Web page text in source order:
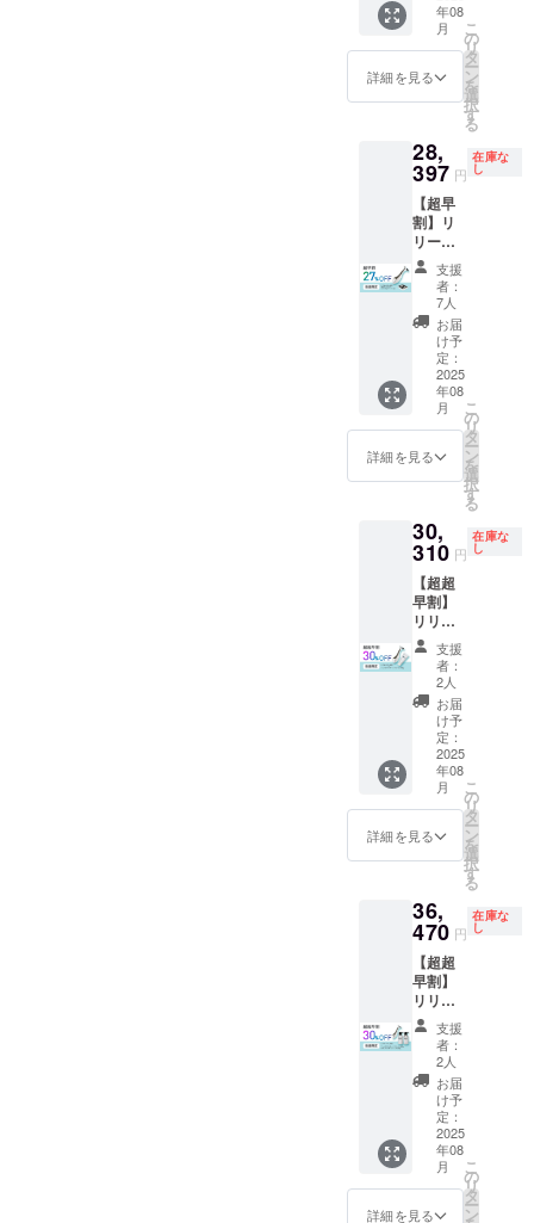
スマッ
サージ
ム
100g
以下の
商品を
専用の
箱に入
イ
パー ×
1本（専
用ケー
ス付
き） ・
フェイ
スマッ
サージ
クリー
15g ×
1本 ・
ボディ
マッ
ジェル
30g ×
明書 ×
1冊 プ
ラス ・
フェイ
スマッ
サージ
クリー
300g
× 1本 ・
ボディ
マッ
サージ
ジェル
300g
300g
6,600円
(税込）
・ボ
ジェル
300g
6,600円
(税込）
合計
52,100
円（税
込）
→39,07
5円（税
込）
(13,025
円オフ)
以下の
商品を
専用の
箱に入
イ
パー ×
1本（専
用ケー
ス付
き） ・
フェイ
スマッ
サージ
クリー
15g ×
1本 ・
ボディ
マッ
ジェル
30g ×
明書 ×
1冊 プ
ラス ・
フェイ
スマッ
サージ
クリー
300g
× 1本 ・
ボディ
マッ
サージ
ジェル
300g
円（税
込）
30%オ
フ
→27,23
0円（税
(11,670
円オフ)
以下の
商品を
専用の
箱に入
れてお
届け ・
スクレ
イ
パー ×
1本（専
用ケー
ス付
き） ・
フェイ
スマッ
15g ×
1本 ・
ボディ
マッ
サージ
ジェル
30g ×
1本 ・
取扱説
明書 ×
年08
月
詳細を見る
こ
の
リ
タ
ー
ン
を
選
択
す
る
28,
397 円
在庫な
し
【超早
割】リ
リース
スクレ
イパー
一般販
売予定
価格
38,900
円（税
込）
27%オ
フ
→28,39
7円（税
込）
円オフ)
以下の
商品を
専用の
箱に入
れてお
届け ・
スクレ
パー ×
1本（専
用ケー
ス付
き） ・
フェイ
スマッ
サージ
1本 ・
ボディ
マッ
サージ
ジェル
30g ×
1本 ・
取扱説
明書 ×
1冊
支援
者：
7人
お届
け予
定：
2025
年08
月
詳細を見る
こ
の
リ
タ
ー
ン
を
選
択
す
る
30,
310 円
在庫な
し
【超超
早割】
リリー
ス スク
レイ
パー・
クリー
ム100g
セット
一般販
売価格
の30%
オフ ・
スクレ
イパー
本体
円（税
込）※一
般販売
予定価
格 ・
フェイ
スマッ
サージ
クリー
ム
100g
4,400円
(税込）
合計
43,300
円（税
込）
支援
者：
2人
お届
け予
定：
2025
年08
月
詳細を見る
こ
の
リ
タ
ー
ン
を
選
択
す
る
36,
470 円
在庫な
し
【超超
早割】
リリー
ス スク
レイ
パー・
クリー
300g・
ジェル
300g
セット
一般販
売価格
支援
者：
2人
お届
け予
定：
2025
年08
月
詳細を見る
こ
の
リ
タ
ー
ン